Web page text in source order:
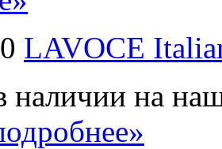
LAVOCE
наличии на